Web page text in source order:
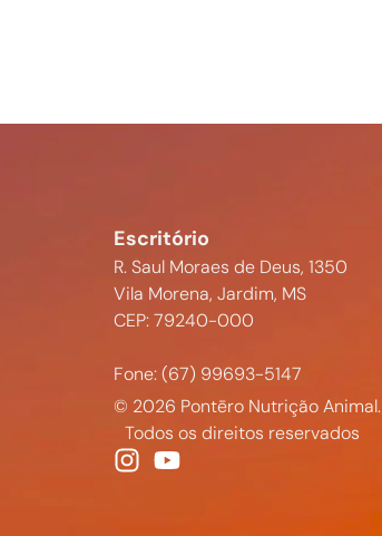
Escritório
R. Saul Moraes de Deus, 1350
Vila Morena, Jardim, MS
CEP: 79240-000
Fone: (67) 99693-5147
© 2026 Pontēro Nutrição Animal.
Todos os direitos reservados